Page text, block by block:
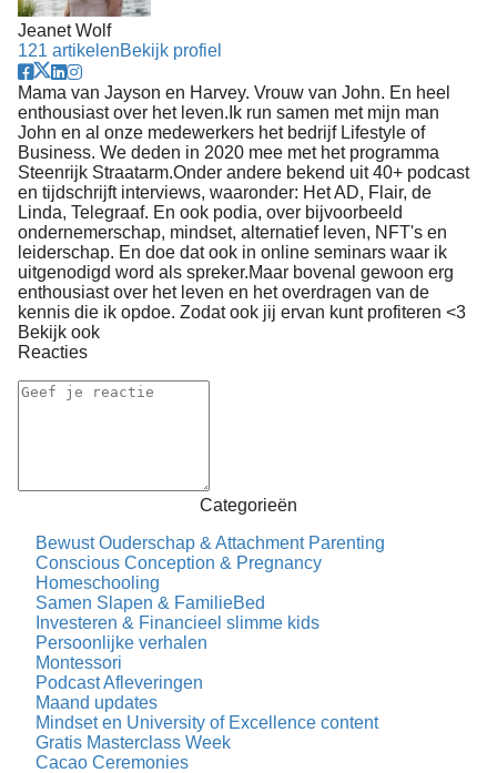
Jeanet Wolf
121 artikelenBekijk profiel
Mama van Jayson en Harvey. Vrouw van John. En heel
enthousiast over het leven.Ik run samen met mijn man
John en al onze medewerkers het bedrijf Lifestyle of
Business. We deden in 2020 mee met het programma
Steenrijk Straatarm.Onder andere bekend uit 40+ podcast
en tijdschrijft interviews, waaronder: Het AD, Flair, de
Linda, Telegraaf. En ook podia, over bijvoorbeeld
ondernemerschap, mindset, alternatief leven, NFT's en
leiderschap. En doe dat ook in online seminars waar ik
uitgenodigd word als spreker.Maar bovenal gewoon erg
enthousiast over het leven en het overdragen van de
kennis die ik opdoe. Zodat ook jij ervan kunt profiteren <3
Bekijk ook
Reacties
Categorieën
Bewust Ouderschap & Attachment Parenting
Conscious Conception & Pregnancy
Homeschooling
Samen Slapen & FamilieBed
Investeren & Financieel slimme kids
Persoonlijke verhalen
Montessori
Podcast Afleveringen
Maand updates
Mindset en University of Excellence content
Gratis Masterclass Week
Cacao Ceremonies